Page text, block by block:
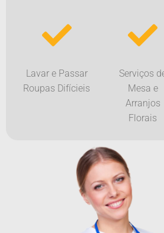
Lavar e Passar
Roupas Difícieis
Serviços
Mesa e
Arranjos
Florais